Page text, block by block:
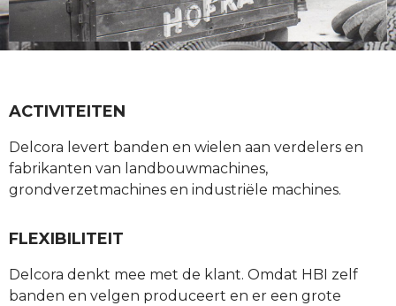
ACTIVITEITEN
Delcora levert banden en wielen aan verdelers en
fabrikanten van landbouwmachines,
grondverzetmachines en industriële machines.
FLEXIBILITEIT
Delcora denkt mee met de klant. Omdat HBI zelf
banden en velgen produceert en er een grote